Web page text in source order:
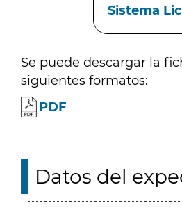
Sistema
Se puede descargar la
siguientes formatos:
PDF
Datos del